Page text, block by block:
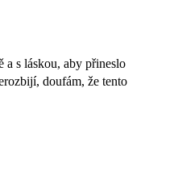
a s láskou, aby přineslo
doufám, že tento